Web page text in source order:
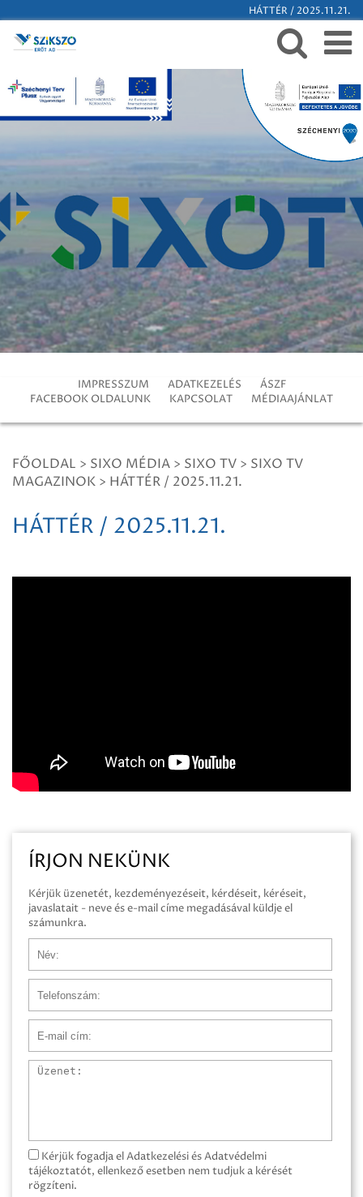
HÁTTÉR / 2025.11.21.
IMPRESSZUM ADATKEZELÉS
ÁSZF
FACEBOOK OLDALUNK
KAPCSOLAT MÉDIAAJÁNLAT
FŐOLDAL > SIXO MÉDIA > SIXO TV > SIXO TV
MAGAZINOK > HÁTTÉR / 2025.11.21.
HÁTTÉR / 2025.11.21.
ÍRJON NEKÜNK
Kérjük üzenetét, kezdeményezéseit, kérdéseit, kéréseit,
javaslatait - neve és e-mail címe megadásával küldje el
számunkra.
Üzenet
Kérjük fogadja el Adatkezelési és Adatvédelmi
tájékoztatót, ellenkező esetben nem tudjuk a kérését
rögzíteni.